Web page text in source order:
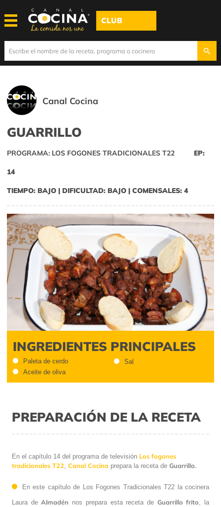
CLUB
Canal Cocina
GUARRILLO
PROGRAMA: LOS FOGONES TRADICIONALES T22 EP:
14
TIEMPO: BAJO | DIFICULTAD: BAJO | COMENSALES: 4
INGREDIENTES PRINCIPALES
Paleta de cerdo
Aceite de oliva
Sal
PREPARACIÓN DE LA RECETA
En el capítulo 14 del programa de televisión Los fogones
tradicionales T22, Canal Cocina prepara la receta de Guarrillo.
En este capítulo de Los Fogones Tradicionales T22 la cocinera
Laura deAlmadén nos prepara esta receta de Guarrillo frito, la